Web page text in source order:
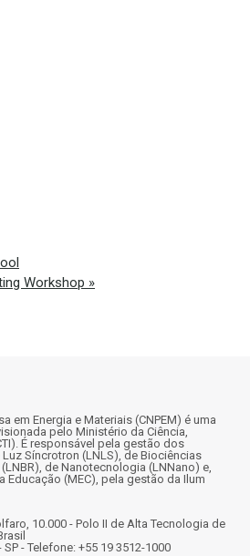
Workshop »
em Energia e Materiais (CNPEM) é uma
pelo Ministério da Ciência,
É responsável pela gestão dos
Síncrotron (LNLS), de Biociências
de Nanotecnologia (LNNano) e,
(MEC), pela gestão da Ilum
10.000 - Polo II de Alta Tecnologia de
- Telefone: +55 19 3512-1000